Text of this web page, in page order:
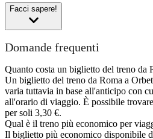
Facci sapere!
Domande frequenti
Quanto costa un biglietto del treno da
Un biglietto del treno da Roma a
varia tuttavia in base all'anticipo con
all'orario di viaggio. È possibile
per soli 3,30 €.
Qual è il treno più economico per
Il biglietto più economico disponibile